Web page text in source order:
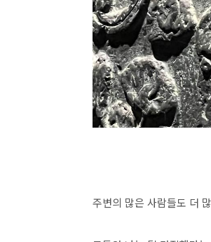
주변의 많은 사람들도 더